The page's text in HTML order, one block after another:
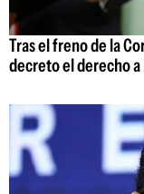
Tras el freno de la
decreto el derecho a